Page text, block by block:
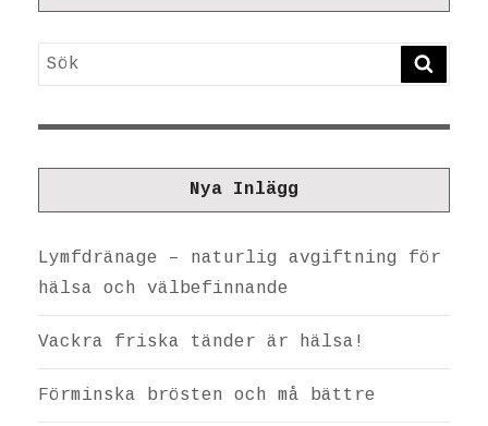
Sök
Nya Inlägg
Lymfdränage – naturlig avgiftning för
hälsa och välbefinnande
Vackra friska tänder är hälsa!
Förminska brösten och må bättre